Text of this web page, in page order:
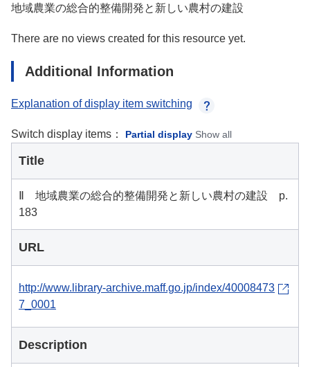
地域農業の総合的整備開発と新しい農村の建設
There are no views created for this resource yet.
Additional Information
Explanation of display item switching
Switch display items： Partial display Show all
Title
Ⅱ 地域農業の総合的整備開発と新しい農村の建設 p.
183
URL
http://www.library-archive.maff.go.jp/index/40008473
7_0001
Description